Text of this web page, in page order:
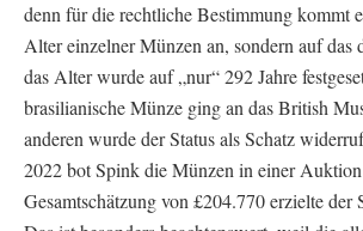
denn für die rechtliche Bestimmung kommt
Alter einzelner Münzen an, sondern auf das
das Alter wurde auf „nur“ 292 Jahre
brasilianische Münze ging an das British
anderen wurde der Status als Schatz
2022 bot Spink die Münzen in einer
Gesamtschätzung von £204.770 erzielte der